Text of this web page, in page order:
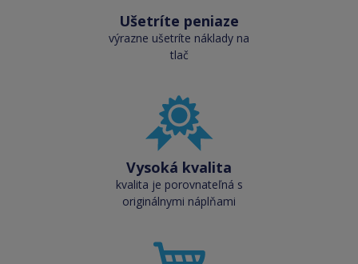
Ušetríte peniaze
výrazne ušetríte náklady na
tlač
Vysoká kvalita
kvalita je porovnateľná s
originálnymi náplňami